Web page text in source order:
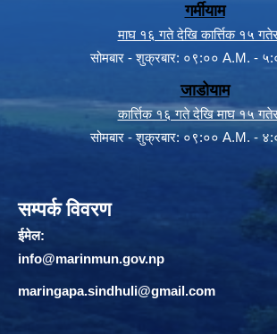
गर्मीयाम
माघ १६ गते देखि कार्त्तिक १५
सोमबार - शुक्रबार: ०९:०० A.M. -
जाडोयाम
कार्त्तिक १६ गते देखि माघ १५
सोमबार - शुक्रबार: ०९:०० A.M. -
सम्पर्क विवरण
ईमेल:
info@marinmun.gov.np
maringapa.sindhuli@gmail.com